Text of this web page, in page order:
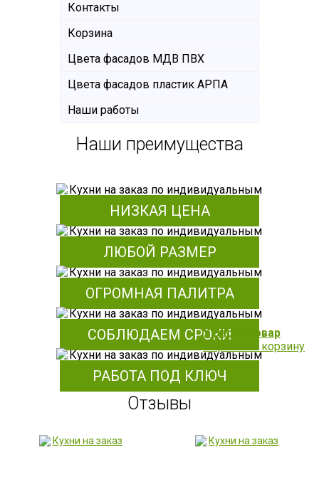
Контакты
Корзина
Цвета фасадов МДВ ПВХ
Цвета фасадов пластик АРПА
Наши работы
Наши преимущества
НИЗКАЯ ЦЕНА
ЛЮБОЙ РАЗМЕР
ОГРОМНАЯ ПАЛИТРА
СОБЛЮДАЕМ СРОКИ
РАБОТА ПОД КЛЮЧ
Отзывы
У Вас: 0 товар
Перейти в корзину